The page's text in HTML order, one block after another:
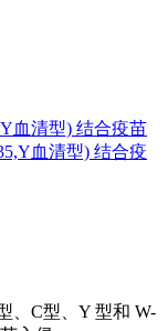
血清型) 结合疫苗
、C型、Y 型和 W-